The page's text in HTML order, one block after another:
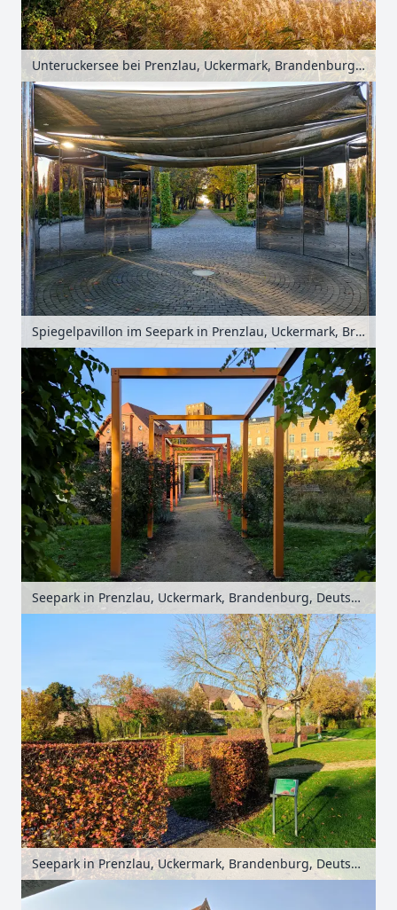
Unteruckersee bei Prenzlau, Uckermark, Brandenburg, Deutschland
Spiegelpavillon im Seepark in Prenzlau, Uckermark, Brandenburg, Deutschland
Seepark in Prenzlau, Uckermark, Brandenburg, Deutschland
Seepark in Prenzlau, Uckermark, Brandenburg, Deutschland